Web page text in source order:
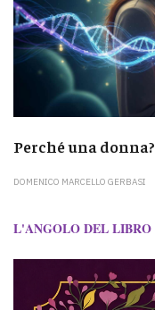
Perché una donna?
DOMENICO MARCELLO GERBASI
L'ANGOLO DEL LIBRO